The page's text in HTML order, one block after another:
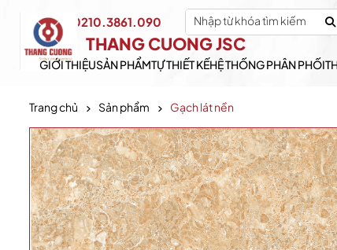
THANG CUONG JSC
Hotline: 0210.3861.090
GIỚI THIỆUSẢN PHẨMTỰ THIẾT KẾHỆ THỐNG PHÂN PHỐI
Trang chủ Sản phẩm Gạch lát nền